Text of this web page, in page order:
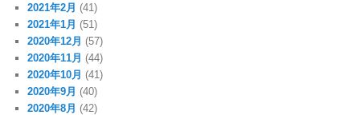
2021年2月 (41)
2021年1月 (51)
2020年12月 (57)
2020年11月 (44)
2020年10月 (41)
2020年9月 (40)
2020年8月 (42)